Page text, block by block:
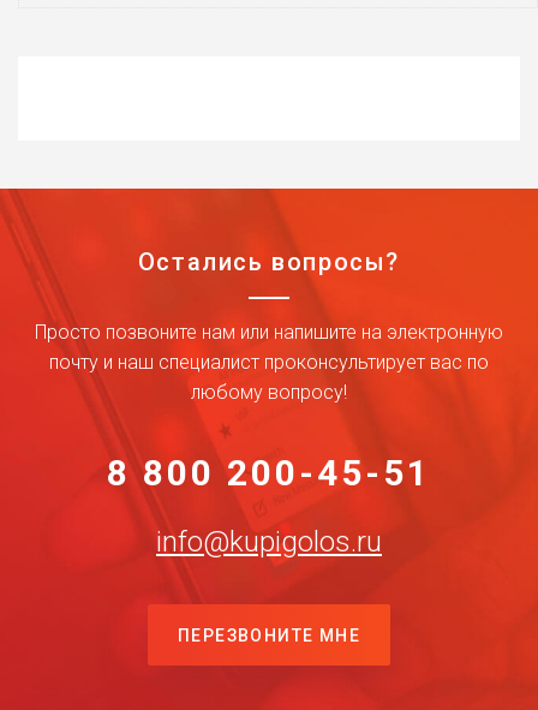
Остались вопросы?
Просто позвоните нам или напишите на электронную
почту и наш специалист проконсультирует вас по
любому вопросу!
8 800 200-45-51
info@kupigolos.ru
ПЕРЕЗВОНИТЕ МНЕ